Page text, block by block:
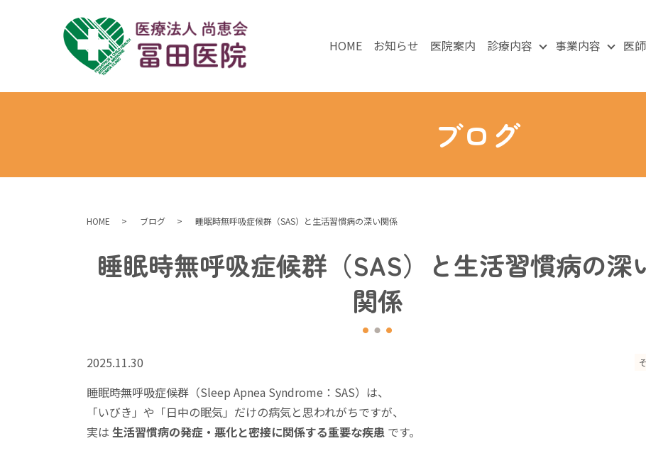
HOME お知らせ 医院案内 診療内容 事業内容 医
ブログ
HOME ブログ 睡眠時無呼吸症候群（SAS）と生活習慣病の深い関係
睡眠時無呼吸症候群（SAS）と生活習慣病の深
関係
2025.11.30
睡眠時無呼吸症候群（Sleep Apnea Syndrome：SAS）は、
「いびき」や「日中の眠気」だけの病気と思われがちですが、
実は 生活習慣病の発症・悪化と密接に関係する重要な疾患 です。